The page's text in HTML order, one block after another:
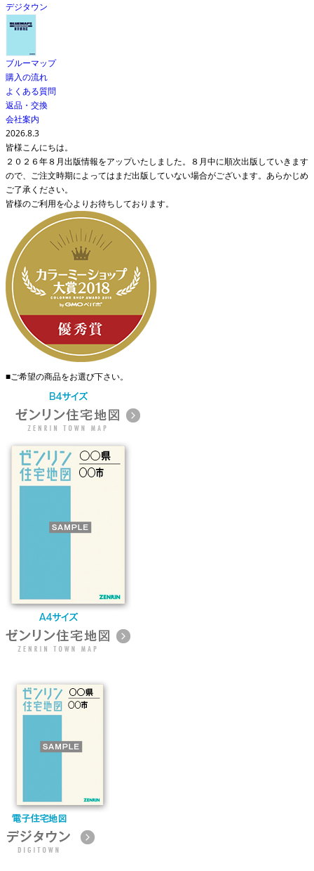
デジタウン
ブルーマップ
購入の流れ
よくある質問
返品・交換
会社案内
2026.8.3
皆様こんにちは。
２０２６年８月出版情報をアップいたしました。８月中に順次出版していきます
ので、ご注文時期によってはまだ出版していない場合がございます。あらかじめ
ご了承ください。
皆様のご利用を心よりお待ちしております。
■ご希望の商品をお選び下さい。